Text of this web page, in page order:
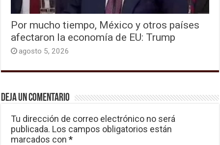
Por mucho tiempo, México y otros países
afectaron la economía de EU: Trump
agosto 5, 2026
Deja un comentario
Tu dirección de correo electrónico no será
publicada. Los campos obligatorios están
marcados con*